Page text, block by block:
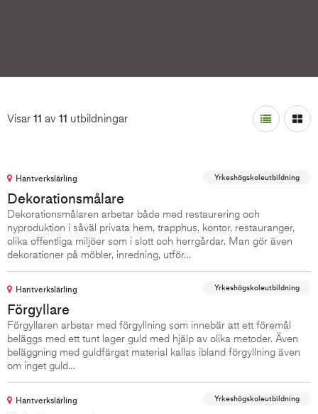
Visar 11 av 11 utbildningar
Layout:
Hantverkslärling Yrkeshögskoleutbildning
Dekorationsmålare
Dekorationsmålaren arbetar både med restaurering och
nyproduktion i såväl privata hem, trapphus, kontor, restauranger,
olika offentliga miljöer som i slott och herrgårdar. Man gör även
dekorationer på möbler, inredning, utför…
Hantverkslärling Yrkeshögskoleutbildning
Förgyllare
Förgyllaren arbetar med förgyllning som innebär att ett föremål
beläggs med ett tunt lager guld med hjälp av olika metoder. Även
beläggning med guldfärgat material kallas ibland förgyllning även
om inget guld…
Hantverkslärling Yrkeshögskoleutbildning